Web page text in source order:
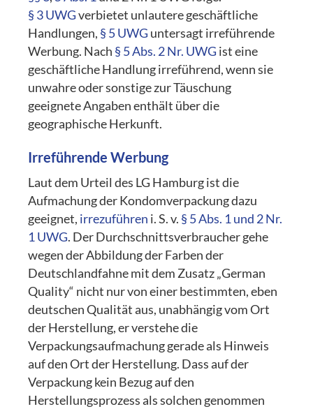
§ 3 UWGverbietet unlautere geschäftliche
Handlungen, § 5 UWG untersagt irreführende
Werbung. Nach § 5 Abs. 2 Nr. UWG ist eine
geschäftliche Handlung irreführend, wenn sie
unwahre oder sonstige zur Täuschung
geeignete Angaben enthält über die
geographische Herkunft.
Irreführende Werbung
Laut dem Urteil des LG Hamburg ist die
Aufmachung der Kondomverpackung dazu
geeignet, irrezuführen i. S. v. § 5 Abs. 1 und 2 Nr.
1 UWG. Der Durchschnittsverbraucher gehe
wegen der Abbildung der Farben der
Deutschlandfahne mit dem Zusatz „German
Quality“ nicht nur von einer bestimmten, eben
deutschen Qualität aus, unabhängig vom Ort
der Herstellung, er verstehe die
Verpackungsaufmachung gerade als Hinweis
auf den Ort der Herstellung. Dass auf der
Verpackung kein Bezug auf den
Herstellungsprozess als solchen genommen